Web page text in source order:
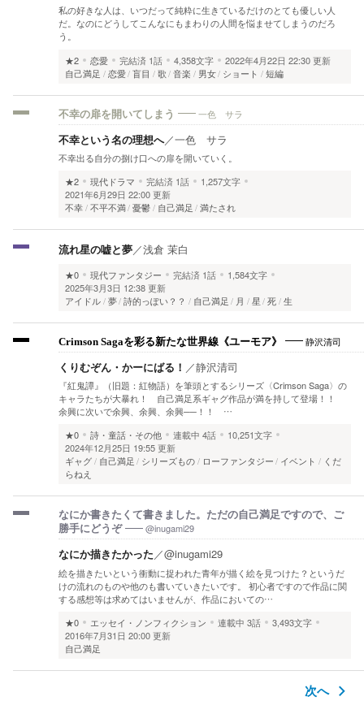
私の好きな人は、いつだって純粋に生きているだけのとても優しい人
だ。なのにどうしてこんなにもまわりの人間を悩ませてしまうのだろ
う。
★2
恋愛 完結済 1話 4,358文字
2022年4月22日 22:30 更新
自己満足
恋愛 盲目 歌 音楽 男女 ショート 短編
不幸の扉を開いてしまう 一色 サラ
不幸という名の理想へ／一色 サラ
不幸出る自分の捌け口への扉を開いていく。
★2
現代ドラマ 完結済 1話
1,257文字
2021年6月29日 22:00 更新
不幸 不平不満 憂鬱 自己満足 満たされ
流れ星の嘘と夢／浅倉 茉白
★0 現代ファンタジー 完結済 1話
1,584文字
2025年3月3日 12:38 更新
アイドル 夢 詩的っぽい？？ 自己満足 月 星 死 生
Crimson Sagaを彩る新たな世界線《ユーモア》 静沢清司
くりむぞん・かーにばる！ ／静沢清司
『紅鬼譚』（旧題：紅物語）を筆頭とするシリーズ〈Crimson Saga〉の
キャラたちが大暴れ！ 自己満足系ギャグ作品が満を持して登場！！
余興に次いで余興、余興、余興──！！ …
★0
詩・童話・その他 連載中 4話
10,251文字
2024年12月25日 19:55 更新
ギャグ
自己満足 シリーズもの ローファンタジー イベント
くだ
らねえ
なにか書きたくて書きました。ただの自己満足ですので、ご
勝手にどうぞ
@inugami29
なにか描きたかった／@inugami29
絵を描きたいという衝動に捉われた青年が描く絵を見つけた？というだ
けの流れのものや他のも書いていきたいです。 初心者ですので作品に関
する感想等は求めてはいませんが、作品においての…
★0
エッセイ・ノンフィクション 連載中 3話
3,493文字
2016年7月31日 20:00 更新
自己満足
次へ